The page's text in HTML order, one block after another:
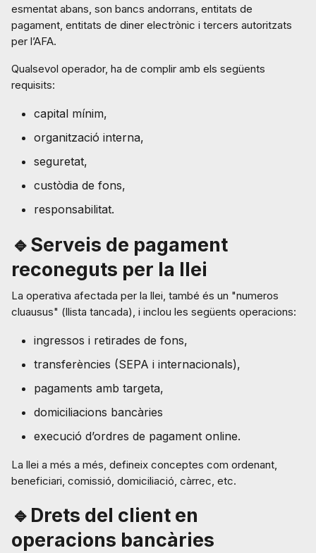
esmentat abans, son bancs andorrans, entitats de
pagament, entitats de diner electrònic i tercers autoritzats
per l’AFA.
Qualsevol operador, ha de complir amb els següents
requisits:
capital mínim,
organització interna,
seguretat,
custòdia de fons,
responsabilitat.
🔹Serveis de pagament
reconeguts per la llei
La operativa afectada per la llei, també és un "numeros
cluausus" (llista tancada), i inclou les següents operacions:
ingressos i retirades de fons,
transferències (SEPA i internacionals),
pagaments amb targeta,
domiciliacions bancàries
execució d’ordres de pagament online.
La llei a més a més, defineix conceptes com ordenant,
beneficiari, comissió, domiciliació, càrrec, etc.
🔹Drets del client en
operacions bancàries